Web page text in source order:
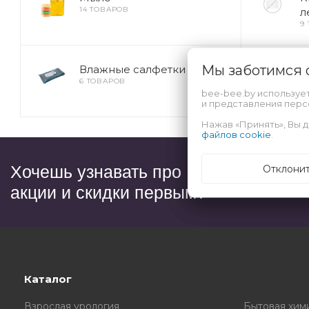
14 ТОВАРОВ
9
Влажные салфетки
6 ТОВАРОВ
4
Хочешь узнавать про
акции и скидки первым?
Каталог
Взрослая урология Бытовая
Мы заботимся
bee-bee.by
и представления
Нажав «Принять», Вы
файлов cookie